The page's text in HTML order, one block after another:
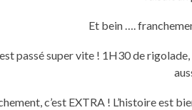
Et bein ….
passé super vite ! 1H30 de
c’est EXTRA ! L’histoire est